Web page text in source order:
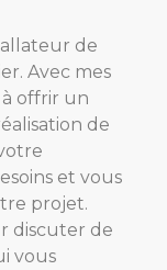
de
Avec mes
offrir un
de
et vous
projet.
discuter de
vous